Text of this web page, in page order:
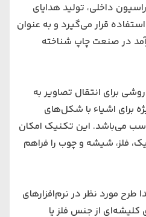
داخلی، تولید هدایای
قرار می‌گیرد و به عنوان
در صنعت چاپ شناخته
برای انتقال تصاویر به
برای اشیاء با شکل‌های
می‌باشد. این تکنیک امکان
فلز، شیشه و چوب را فراهم
طرح مورد نظر در نرم‌افزارهای
از جنس فلز یا